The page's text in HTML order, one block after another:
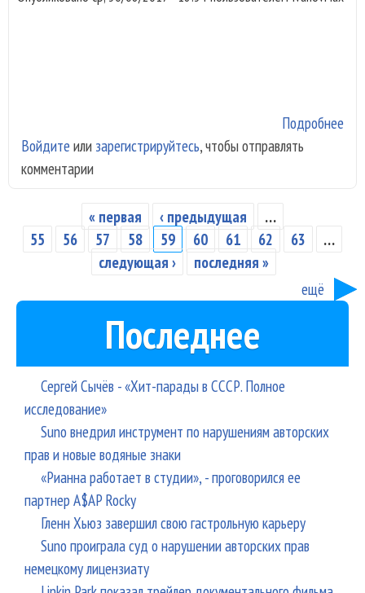
Подробнее
её»
Войдите или зарегистрируйтесь, чтобы отправлять
комментарии
Страницы
« первая ‹ предыдущая
…
55
56 57 58 59 60 61 62 63
…
следующая ›
последняя »
ещё
Последнее
Сергей Сычёв - «Хит-парады в СССР. Полное
исследование»
Suno внедрил инструмент по нарушениям авторских
прав и новые водяные знаки
«Рианна работает в студии», - проговорился ее
партнер A$AP Rocky
Гленн Хьюз завершил свою гастрольную карьеру
Suno проиграла суд о нарушении авторских прав
немецкому лицензиату